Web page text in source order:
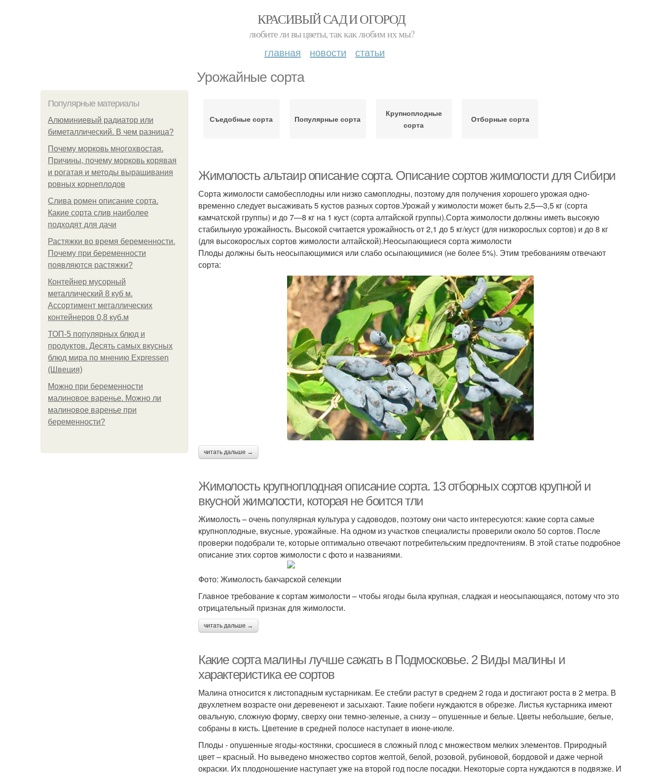
КРАСИВЫЙ САД И ОГОРОД
любите ли вы цветы, так как любим их мы?
главная новости статьи
Урожайные сорта
Популярные материалы
Алюминиевый радиатор или
биметаллический. В чем разница?
Почему морковь многохвостая.
Причины, почему морковь корявая
и рогатая и методы выращивания
ровных корнеплодов
Слива ромен описание сорта.
Какие сорта слив наиболее
подходят для дачи
Растяжки во время беременности.
Почему при беременности
появляются растяжки?
Контейнер мусорный
металлический 8 куб м.
Ассортимент металлических
контейнеров 0,8 куб.м
ТОП-5 популярных блюд и
продуктов. Десять самых вкусных
блюд мира по мнению Expressen
(Швеция)
Можно при беременности
малиновое варенье. Можно ли
малиновое варенье при
беременности?
Съедобные сорта Популярные сорта
Крупноплодные
сорта
Отборные сорта
Жимолость альтаир описание сорта. Описание сортов жимолости для Сибири
Сорта жимолости самобесплодны или низко самоплодны, поэтому для получения хорошего урожая одно­
временно следует высаживать 5 кустов разных сортов.Уро­жай у жимолости может быть 2,5—3,5 кг (сорта
камчатской группы) и до 7—8 кг на 1 куст (сорта алтайской группы).Сорта жимолости должны иметь высокую
стабильную урожайность. Высокой считается урожайность от 2,1 до 5 кг/куст (для низкорослых сортов) и до 8 кг
(для высокорослых сортов жимолости алтайской).Неосыпающиеся сорта жимолости
Плоды должны быть неосыпающимися или слабо осыпающимися (не более 5%). Этим требованиям отвечают
сорта:
читать дальше →
Жимолость крупноплодная описание сорта. 13 отборных сортов крупной и
вкусной жимолости, которая не боится тли
Жимолость – очень популярная культура у садоводов, поэтому они часто интересуются: какие сорта самые
крупноплодные, вкусные, урожайные. На одном из участков специалисты проверили около 50 сортов. После
проверки подобрали те, которые оптимально отвечают потребительским предпочтениям. В этой статье подробное
описание этих сортов жимолости с фото и названиями.
Фото: Жимолость бакчарской селекции
Главное требование к сортам жимолости – чтобы ягоды была крупная, сладкая и неосыпающаяся, потому что это
отрицательный признак для жимолости.
читать дальше →
Какие сорта малины лучше сажать в Подмосковье. 2 Виды малины и
характеристика ее сортов
Малина относится к листопадным кустарникам. Ее стебли растут в среднем 2 года и достигают роста в 2 метра. В
двухлетнем возрасте они деревенеют и засыхают. Такие побеги нуждаются в обрезке. Листья кустарника имеют
овальную, сложную форму, сверху они темно-зеленые, а снизу – опушенные и белые. Цветы небольшие, белые,
собраны в кисть. Цветение в средней полосе наступает в июне-июле.
Плоды - опушенные ягоды-костянки, сросшиеся в сложный плод с множеством мелких элементов. Природный
цвет – красный. Но выведено множество сортов желтой, белой, розовой, рубиновой, бордовой и даже черной
окраски. Их плодоношение наступает уже на второй год после посадки. Некоторые сорта нуждаются в подвязке. И